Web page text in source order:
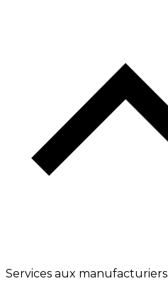
Services aux manufacturiers